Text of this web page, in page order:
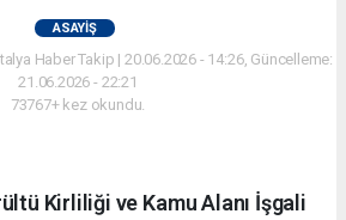
ASAYIŞ
Haber Takip | 20.06.2026 - 14:26, Güncelleme:
21.06.2026 - 22:21
73767+ kez okundu.
Kirliliği ve Kamu Alanı İşgali